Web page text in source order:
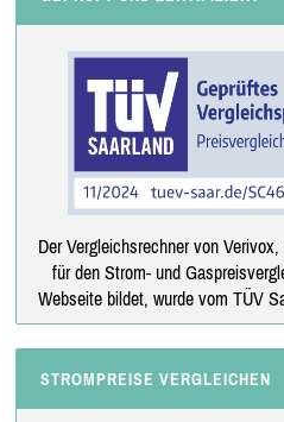
Der Vergleichsrechner von
für den Strom- und
Webseite bildet, wurde vom TÜV
STROMPREISE VERGLEICHEN